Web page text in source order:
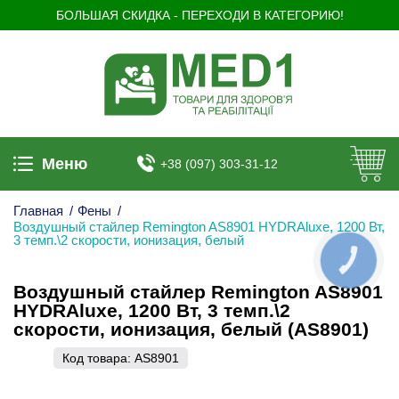
БОЛЬШАЯ СКИДКА - ПЕРЕХОДИ В КАТЕГОРИЮ!
Меню +38 (097) 303-31-12
Главная / Фены /
Воздушный стайлер Remington AS8901 HYDRAluxe, 1200 Вт,
3 темп.\2 скорости, ионизация, белый
Воздушный стайлер Remington AS8901
HYDRAluxe, 1200 Вт, 3 темп.\2
скорости, ионизация, белый (AS8901)
Код товара: AS8901
КНОПКА
ЗВ'ЯЗКУ